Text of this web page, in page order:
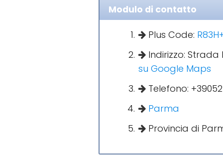
Modulo di contatto
Plus Code:
Indirizzo: Strada
su Google Maps
Telefono:
Parma
Provincia di